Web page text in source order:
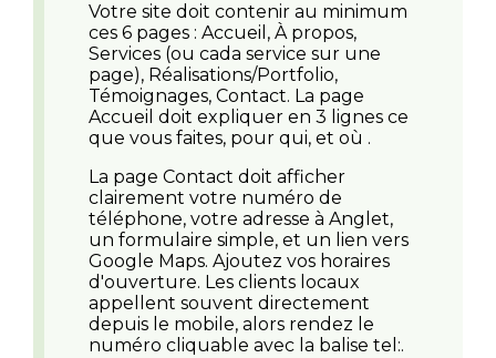
Votre site doit contenir au minimum
ces 6 pages : Accueil, À propos,
Services (ou cada service sur une
page), Réalisations/Portfolio,
Témoignages, Contact. La page
Accueil doit expliquer en 3 lignes ce
que vous faites, pour qui, et où .
La page Contact doit afficher
clairement votre numéro de
téléphone, votre adresse à Anglet,
un formulaire simple, et un lien vers
Google Maps. Ajoutez vos horaires
d'ouverture. Les clients locaux
appellent souvent directement
depuis le mobile, alors rendez le
numéro cliquable avec la balise tel:.